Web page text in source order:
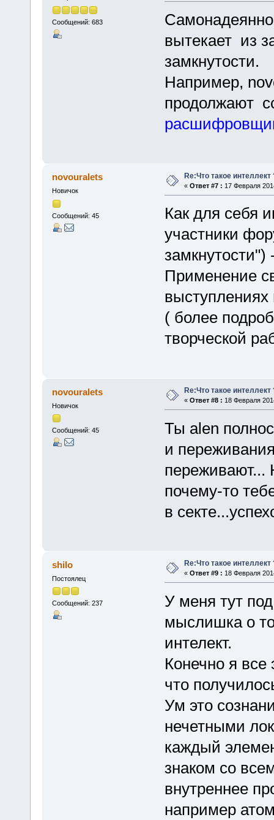
Сообщений: 683
вытекает из
замкнутости.
Например,
продолжают
novouralets
Новичок
Сообщений: 45
Re:Что такое интеллект
« Ответ #7 : 17 Февраля
Как для себя
участники
замкнутости")
Применение
( более
творческой
novouralets
Новичок
Сообщений: 45
Re:Что такое интеллект
« Ответ #8 : 18 Февраля
Ты alen
и
переживают...
почему-то
в
shilo
Постоялец
Сообщений: 237
Re:Что такое интеллект
« Ответ #9 : 18 Февраля
У меня тут
мыслишка о
интелект.
Конечно я все
что
Ум это
нечетными
каждый
знаком со
внутреннее
например